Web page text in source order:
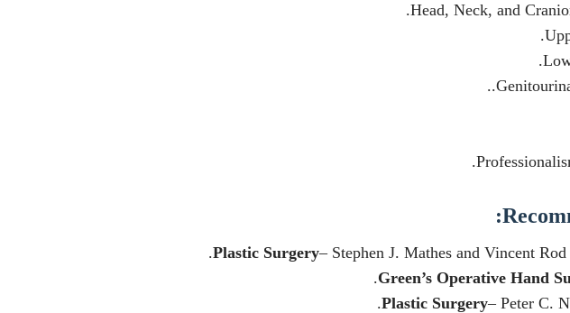
Head, Neck, and
Plastic Surgery– Stephen J. Mathes and Vincent
Green’s Operative Hand
Plastic Surgery– Peter C.